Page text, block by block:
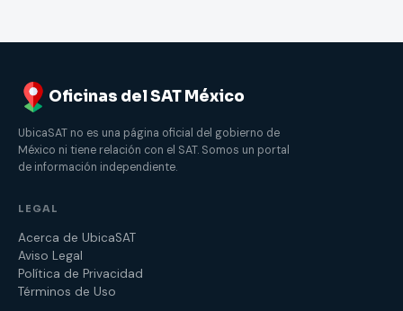
Oficinas del SAT México
UbicaSAT no es una página oficial del gobierno de
México ni tiene relación con el SAT. Somos un portal
de información independiente.
LEGAL
Acerca de UbicaSAT
Aviso Legal
Política de Privacidad
Términos de Uso